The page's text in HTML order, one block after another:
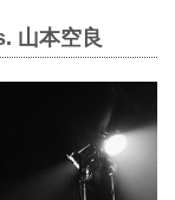
山本空良